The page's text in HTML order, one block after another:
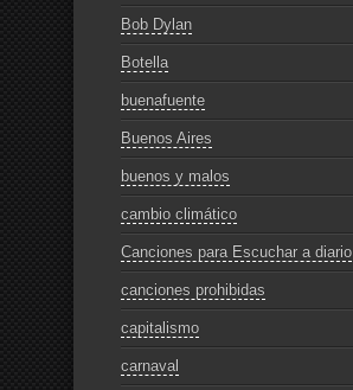
Bob Dylan
Botella
buenafuente
Buenos Aires
buenos y malos
cambio climático
Canciones para Escuchar a diario
canciones prohibidas
capitalismo
carnaval